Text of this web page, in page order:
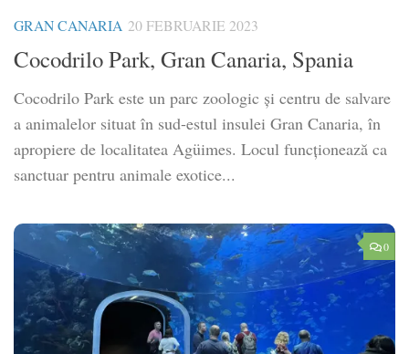
GRAN CANARIA 20 FEBRUARIE 2023
Cocodrilo Park, Gran Canaria, Spania
Cocodrilo Park este un parc zoologic şi centru de salvare
a animalelor situat în sud-estul insulei Gran Canaria, în
apropiere de localitatea Agüimes. Locul funcţionează ca
sanctuar pentru animale exotice...
0